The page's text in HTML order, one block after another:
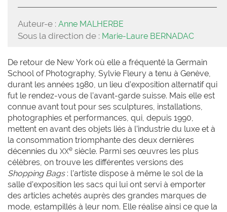
Auteur-e : Anne MALHERBE
Sous la direction de : Marie-Laure BERNADAC
De retour de New York où elle a fréquenté la Germain
School of Photography, Sylvie Fleury a tenu à Genève,
durant les années 1980, un lieu d’exposition alternatif qui
fut le rendez-vous de l’avant-garde suisse. Mais elle est
connue avant tout pour ses sculptures, installations,
photographies et performances, qui, depuis 1990,
mettent en avant des objets liés à l’industrie du luxe et à
la consommation triomphante des deux dernières
décennies du XXe siècle. Parmi ses œuvres les plus
célèbres, on trouve les différentes versions des
Shopping Bags: l’artiste dispose à même le sol de la
salle d’exposition les sacs qui lui ont servi à emporter
des articles achetés auprès des grandes marques de
mode, estampillés à leur nom. Elle réalise ainsi ce que la